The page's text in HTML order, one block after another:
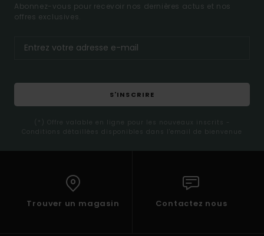
Abonnez-vous pour recevoir nos dernières actus et nos
offres exclusives.
S'INSCRIRE
(*) Offre valable en ligne pour les nouveaux inscrits -
Conditions détaillées disponibles dans l'email de bienvenue
Trouver un magasin Contactez nous